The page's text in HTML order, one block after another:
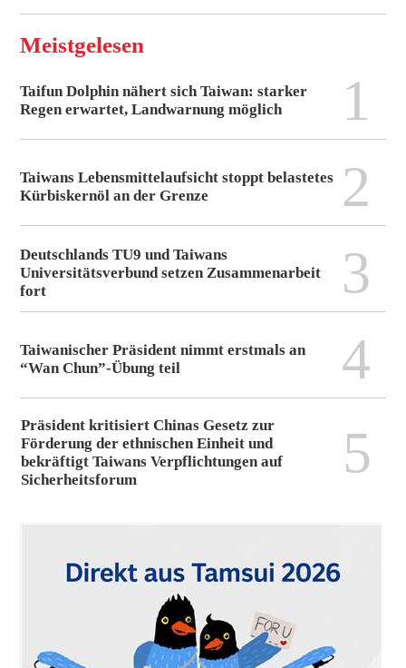
Meistgelesen
Taifun Dolphin nähert sich Taiwan: starker
Regen erwartet, Landwarnung möglich
1
Taiwans Lebensmittelaufsicht stoppt belastetes
Kürbiskernöl an der Grenze
2
Deutschlands TU9 und Taiwans
Universitätsverbund setzen Zusammenarbeit
fort
3
Taiwanischer Präsident nimmt erstmals an
“Wan Chun”-Übung teil
4
Präsident kritisiert Chinas Gesetz zur
Förderung der ethnischen Einheit und
bekräftigt Taiwans Verpflichtungen auf
Sicherheitsforum
5